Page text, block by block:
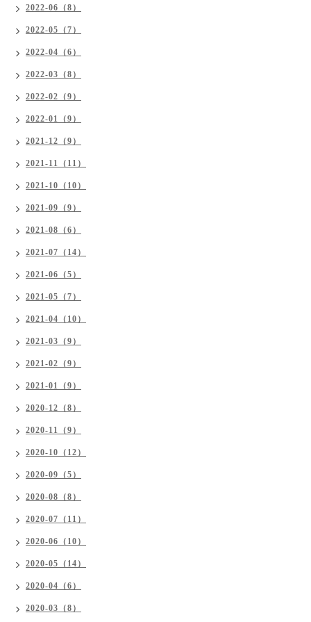
2022-06（8）
2022-05（7）
2022-04（6）
2022-03（8）
2022-02（9）
2022-01（9）
2021-12（9）
2021-11（11）
2021-10（10）
2021-09（9）
2021-08（6）
2021-07（14）
2021-06（5）
2021-05（7）
2021-04（10）
2021-03（9）
2021-02（9）
2021-01（9）
2020-12（8）
2020-11（9）
2020-10（12）
2020-09（5）
2020-08（8）
2020-07（11）
2020-06（10）
2020-05（14）
2020-04（6）
2020-03（8）